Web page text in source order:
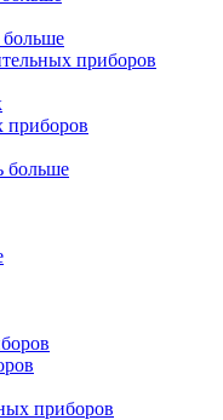
приборов
приборов
приборов